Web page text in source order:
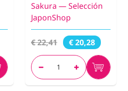
Sakura — Selección
JaponShop
€ 22,41 € 20,28